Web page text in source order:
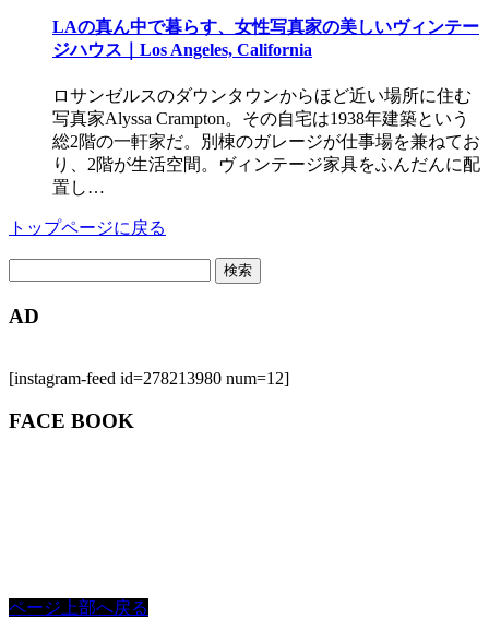
LAの真ん中で暮らす、女性写真家の美しいヴィンテー
ジハウス｜Los Angeles, California
ロサンゼルスのダウンタウンからほど近い場所に住む
写真家Alyssa Crampton。その自宅は1938年建築という
総2階の一軒家だ。別棟のガレージが仕事場を兼ねてお
り、2階が生活空間。ヴィンテージ家具をふんだんに配
置し…
トップページに戻る
AD
[instagram-feed id=278213980 num=12]
FACE BOOK
ページ上部へ戻る